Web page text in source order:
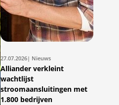
27.07.2026| Nieuws
Alliander verkleint
wachtlijst
stroomaansluitingen met
1.800 bedrijven